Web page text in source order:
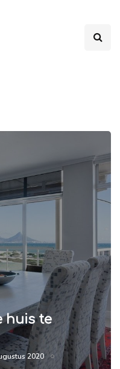
huis te
2020